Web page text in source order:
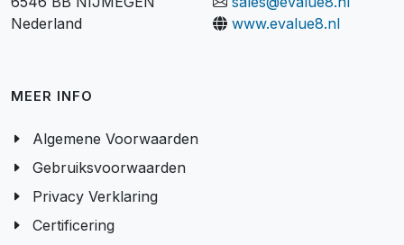
Nederland
www.evalue8.nl
MEER INFO
Algemene Voorwaarden
Gebruiksvoorwaarden
Privacy Verklaring
Certificering